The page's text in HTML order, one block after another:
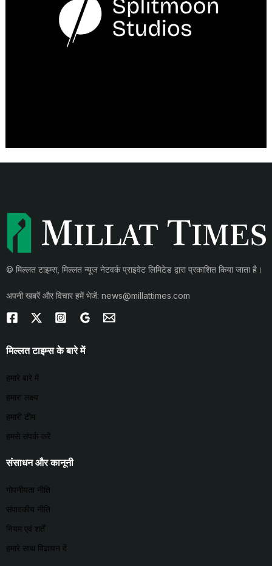
© मिल्लत टाइम्स, मिल्लत न्यूज नेटवर्क प्राइवेट लिमिटेड द्वारा प्रकाशित किया जाता है।
अपनी खबरें और विचार हमें भेजें: news@millattimes.com
मिल्लत टाइम्स के बारे में
हमारे बारे में
हमारा लक्ष्य
हमारी टीम
हमसे संपर्क करें
संसाधन और कानूनी
गोपनीयता नीति
संपादकीय नीति
नियम एवं शर्तें
हमारे साथ विज्ञापन दें